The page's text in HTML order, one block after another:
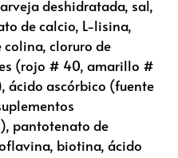
deshidratada, sal,
de calcio, L-lisina,
cloruro de
(rojo # 40, amarillo #
ascórbico (fuente
pantotenato de
biotina, ácido